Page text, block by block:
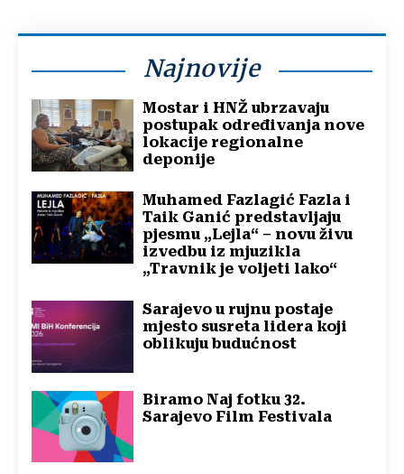
Najnovije
Mostar i HNŽ ubrzavaju
postupak određivanja nove
lokacije regionalne
deponije
Muhamed Fazlagić Fazla i
Taik Ganić predstavljaju
pjesmu „Lejla“ – novu živu
izvedbu iz mjuzikla
„Travnik je voljeti lako“
Sarajevo u rujnu postaje
mjesto susreta lidera koji
oblikuju budućnost
Biramo Naj fotku 32.
Sarajevo Film Festivala